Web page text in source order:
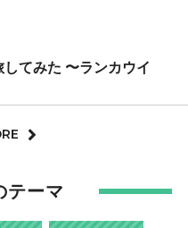
てみた 〜ランカウイ
テーマ